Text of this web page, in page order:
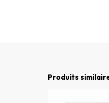
Produits